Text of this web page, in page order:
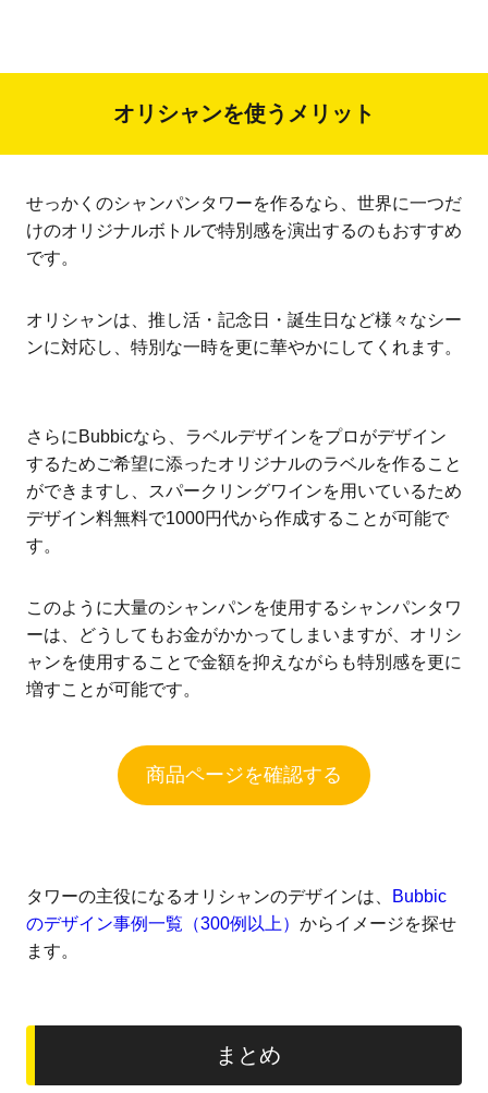
オリシャンを使うメリット
せっかくのシャンパンタワーを作るなら、世界に一つだ
けのオリジナルボトルで特別感を演出するのもおすすめ
です。
オリシャンは、推し活・記念日・誕生日など様々なシー
ンに対応し、特別な一時を更に華やかにしてくれます。
さらにBubbicなら、ラベルデザインをプロがデザイン
するためご希望に添ったオリジナルのラベルを作ること
ができますし、スパークリングワインを用いているため
デザイン料無料で1000円代から作成することが可能で
す。
このように大量のシャンパンを使用するシャンパンタワ
ーは、どうしてもお金がかかってしまいますが、オリシ
ャンを使用することで金額を抑えながらも特別感を更に
増すことが可能です。
商品ページを確認する
タワーの主役になるオリシャンのデザインは、
Bubbic
のデザイン事例一覧（300例以上） からイメージを探せ
ます。
まとめ